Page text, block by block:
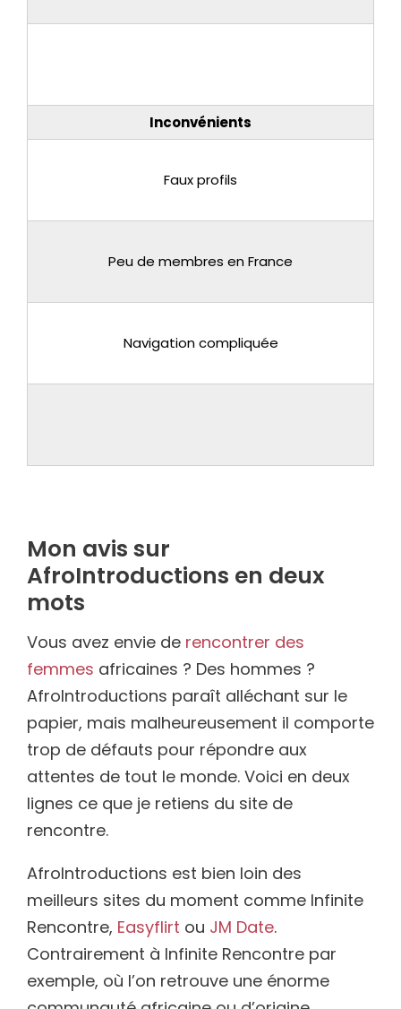
Inconvénients
Faux profils
Peu de membres en France
Navigation compliquée
Mon avis sur
AfroIntroductions en deux
mots
Vous avez envie de rencontrer des
femmes africaines ? Des hommes ?
AfroIntroductions paraît alléchant sur le
papier, mais malheureusement il comporte
trop de défauts pour répondre aux
attentes de tout le monde. Voici en deux
lignes ce que je retiens du site de
rencontre.
AfroIntroductions est bien loin des
meilleurs sites du moment comme Infinite
Rencontre, Easyflirt ou JM Date.
Contrairement à Infinite Rencontre par
exemple, où l’on retrouve une énorme